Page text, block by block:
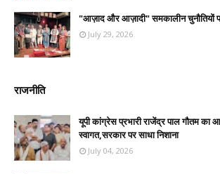
"आज़ाद और आज़ादी" समकालीन चुनौतियों
July 29, 2026
राजनीति
यूपी कांग्रेस प्रभारी राजेंद्र पाल गौतम का
स्वागत,सरकार पर साधा निशाना
July 04, 2026